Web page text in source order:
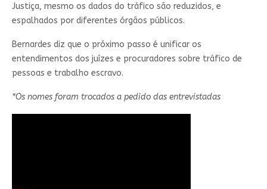
Justiça, mesmo os dados do tráfico são reduzidos, e
espalhados por diferentes órgãos públicos.
Bernardes diz que o próximo passo é unificar os
entendimentos dos juízes e procuradores sobre tráfico de
pessoas e trabalho escravo.
*Os nomes foram trocados a pedido das entrevistadas